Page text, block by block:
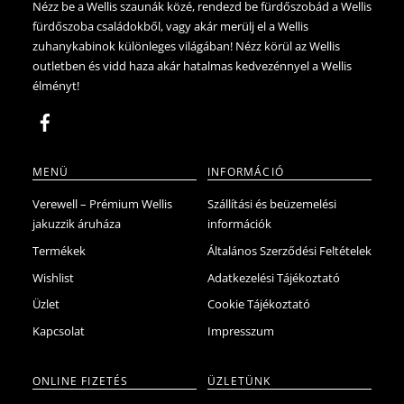
változatok
a
termékoldalon
választhatók
Nézz be a Wellis szaunák közé, rendezd be fürdőszobád a Wellis
fürdőszoba családokből, vagy akár merülj el a Wellis
zuhanykabinok különleges világában! Nézz körül az Wellis
outletben és vidd haza akár hatalmas kedvezénnyel a Wellis
élményt!
MENÜ
Verewell – Prémium Wellis
jakuzzik áruháza
Termékek
Wishlist
Üzlet
Kapcsolat
INFORMÁCIÓ
Szállítási és beüzemelési
információk
Általános Szerződési Feltételek
Adatkezelési Tájékoztató
Cookie Tájékoztató
Impresszum
ONLINE FIZETÉS ÜZLETÜNK